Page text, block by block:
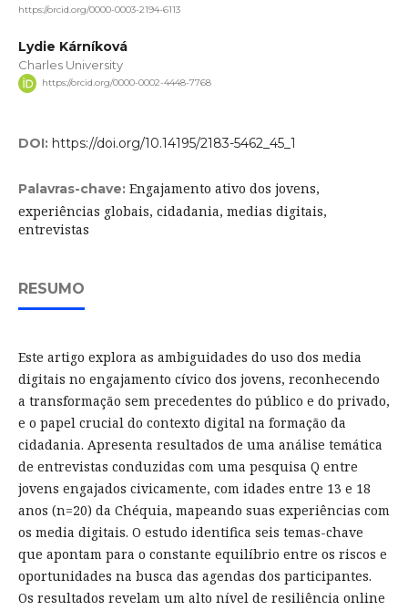
https://orcid.org/0000-0003-2194-6113
Lydie Kárníková
Charles University
https://orcid.org/0000-0002-4448-7768
DOI: https://doi.org/10.14195/2183-5462_45_1
Palavras-chave: Engajamento ativo dos jovens,
experiências globais, cidadania, medias digitais,
entrevistas
RESUMO
Este artigo explora as ambiguidades do uso dos media
digitais no engajamento cívico dos jovens, reconhecendo
a transformação sem precedentes do público e do privado,
e o papel crucial do contexto digital na formação da
cidadania. Apresenta resultados de uma análise temática
de entrevistas conduzidas com uma pesquisa Q entre
jovens engajados civicamente, com idades entre 13 e 18
anos (n=20) da Chéquia, mapeando suas experiências com
os media digitais. O estudo identifica seis temas-chave
que apontam para o constante equilíbrio entre os riscos e
oportunidades na busca das agendas dos participantes.
Os resultados revelam um alto nível de resiliência online